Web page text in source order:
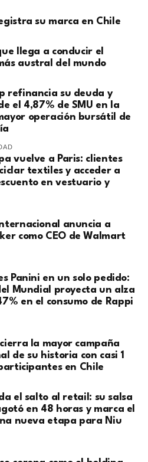
su marca en Chile
llega a conducir el
austral del mundo
refinancia su deuda y
el 4,87% de SMU en la
operación bursátil de
vuelve a Paris: clientes
textiles y acceder a
en vestuario y
anuncia a
como CEO de Walmart
Panini en un solo pedido:
Mundial proyecta un alza
en el consumo de Rappi
la mayor campaña
de su historia con casi 1
en Chile
el salto al retail: su salsa
en 48 horas y marca el
nueva etapa para Niu